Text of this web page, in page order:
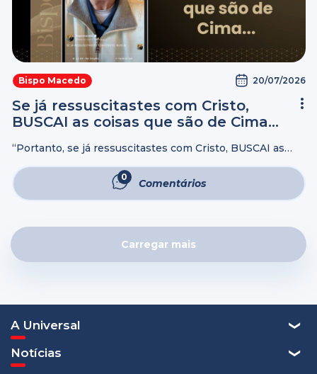
Bispo Macedo 20/07/2026
Se já ressuscitastes com Cristo,
BUSCAI as coisas que são de Cima…
“Portanto, se já ressuscitastes com Cristo, BUSCAI as
destra de Deus. PENSAI nas coisas que são de Cima, e
não ...
0 Comentários
Carregar mais
A Universal
Notícias